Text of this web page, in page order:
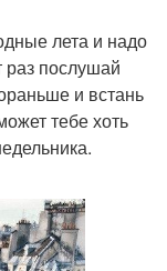
лета и надо
раз послушай
и встань
тебе хоть